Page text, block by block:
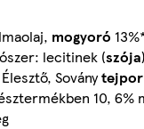
mogyoró
lecitinek (szója
Soványtejpor
10, 6%